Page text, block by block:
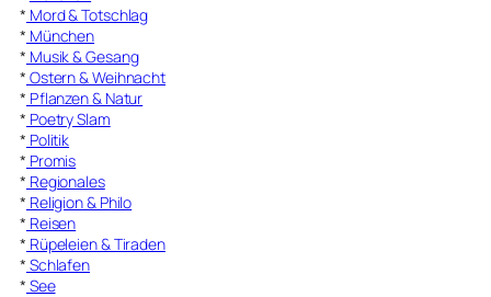
* Mord & Totschlag
* München
* Musik & Gesang
* Ostern & Weihnacht
* Pflanzen & Natur
* Poetry Slam
* Politik
* Promis
* Regionales
* Religion & Philo
* Reisen
* Rüpeleien & Tiraden
* Schlafen
* See